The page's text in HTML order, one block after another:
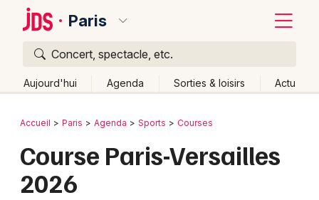
Paris
Concert, spectacle, etc.
Aujourd'hui Agenda Sorties & loisirs Actu
Publier un événement
Bordeaux
Colmar
Retour
Accueil Paris Agenda Sports Courses
Course Paris-Versailles
2026
Quoi ?
Où ?
Près de moi
Changer de lieu
Quand ?